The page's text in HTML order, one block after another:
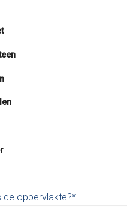
de oppervlakte?*